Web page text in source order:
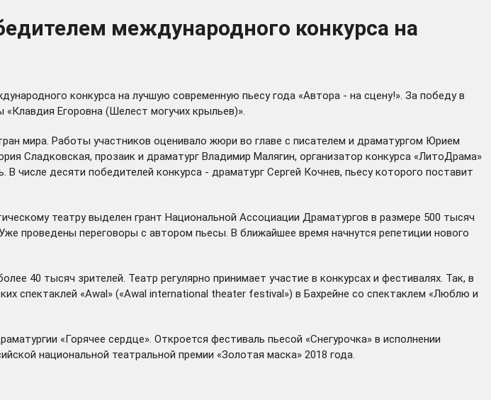
международного конкурса на
конкурса на лучшую современную пьесу года «Автора - на сцену!». За победу в
Егоровна (Шелест могучих крыльев)».
мира. Работы участников оценивало жюри во главе с писателем и драматургом Юрием
Сладковская, прозаик и драматург Владимир Малягин, организатор конкурса «ЛитоДрама»
числе десяти победителей конкурса - драматург Сергей Кочнев, пьесу которого поставит
театру выделен грант Национальной Ассоциации Драматургов в размере 500 тысяч
проведены переговоры с автором пьесы. В ближайшее время начнутся репетиции нового
40 тысяч зрителей. Театр регулярно принимает участие в конкурсах и фестивалях. Так, в
спектаклей «Awal» («Awal international theater festival») в Бахрейне со спектаклем «Люблю и
«Горячее сердце». Откроется фестиваль пьесой «Снегурочка» в исполнении
национальной театральной премии «Золотая маска» 2018 года.